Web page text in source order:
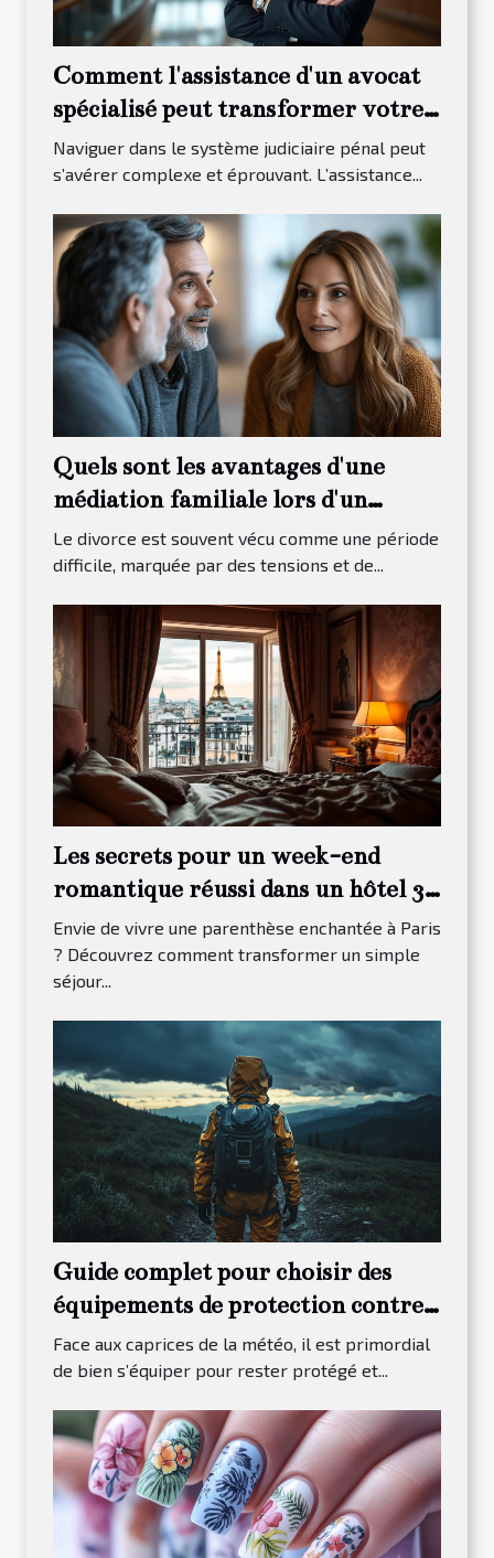
Comment l'assistance d'un avocat
spécialisé peut transformer votre
procès pénal ?
Naviguer dans le système judiciaire pénal peut
s’avérer complexe et éprouvant. L’assistance...
Quels sont les avantages d'une
médiation familiale lors d'un
divorce ?
Le divorce est souvent vécu comme une période
difficile, marquée par des tensions et de...
Les secrets pour un week-end
romantique réussi dans un hôtel 3
étoiles à Paris 13
Envie de vivre une parenthèse enchantée à Paris
? Découvrez comment transformer un simple
séjour...
Guide complet pour choisir des
équipements de protection contre
les intempéries
Face aux caprices de la météo, il est primordial
de bien s’équiper pour rester protégé et...